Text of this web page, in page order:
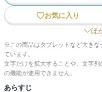
お気に入り
ほ
※この商品はタブレットなど大きな
ています。
文字だけを拡大することや、文字
の機能が使用できません。
あらすじ